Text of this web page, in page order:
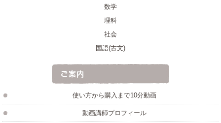
電解質は、非電解質の物質を覚えよう！！
【中３】第二次大戦後の日本と世界 日本の民
主化と世界の動きについて学習しよう！
則はしっかりできるように練習しよう！！
2019.06.09【中２】連立方程式の解の意味とは？加減法と
代入法を使って連立方程式を解いてみよう！！
【中１】アウストラロピテクス、北京原人、ク
数学
理科
社会
国語(古文)
使い方から購入まで10分動画
動画講師プロフィール